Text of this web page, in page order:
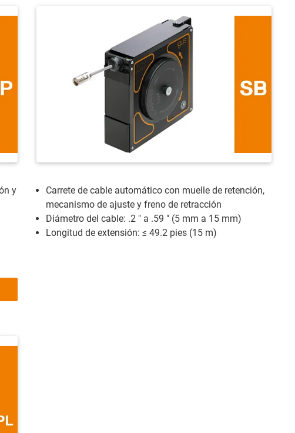
y
Carrete de cable automático con muelle de retención,
mecanismo de ajuste y freno de retracción
Diámetro del cable: .2 " a .59 " (5 mm a 15 mm)
Longitud de extensión: ≤ 49.2 pies (15 m)